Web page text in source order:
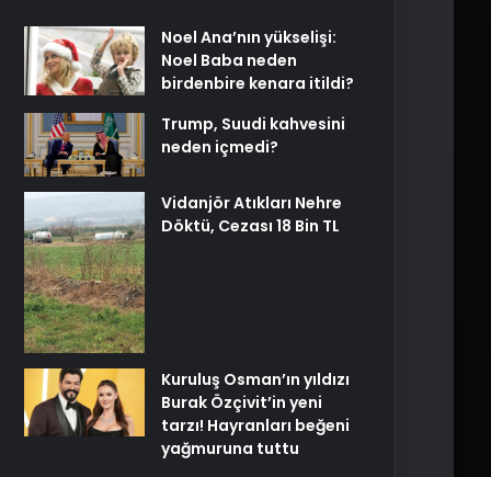
Noel Ana’nın yükselişi:
Noel Baba neden
birdenbire kenara itildi?
Trump, Suudi kahvesini
neden içmedi?
Vidanjör Atıkları Nehre
Döktü, Cezası 18 Bin TL
Kuruluş Osman’ın yıldızı
Burak Özçivit’in yeni
tarzı! Hayranları beğeni
yağmuruna tuttu